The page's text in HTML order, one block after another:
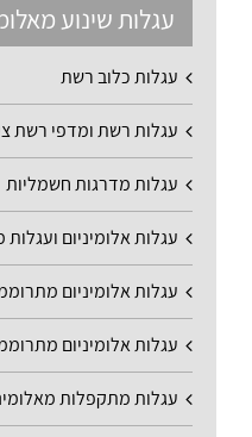
עגלות שינוע
עגלות כלוב רשת
עגלות רשת ומדפי רשת
עגלות מדרגות חשמליות
עגלות אלומיניום
עגלות אלומיניום
עגלות אלומיניום
עגלות מתקפלות